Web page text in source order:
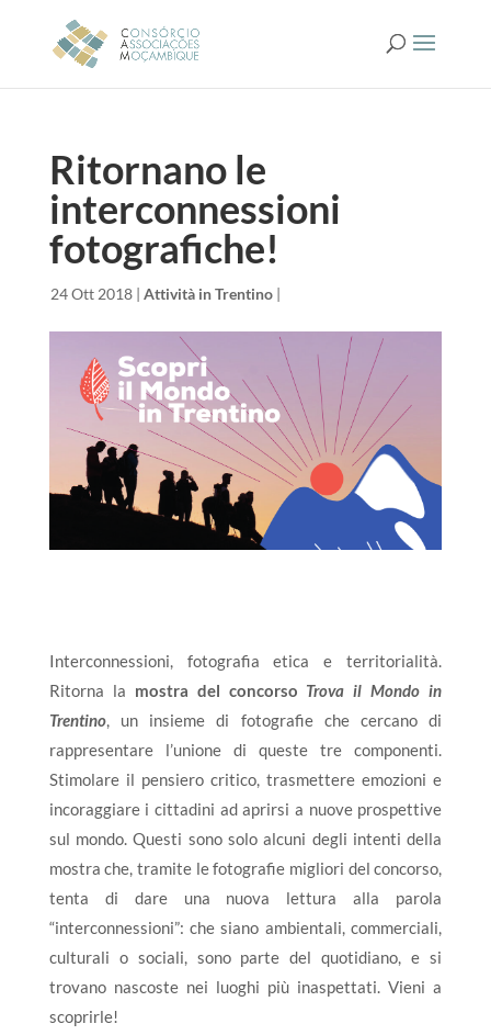
Ritornano le
interconnessioni
fotografiche!
24 Ott 2018| Attività in Trentino|
Interconnessioni, fotografia etica e territorialità.
Ritorna la mostra del concorso Trova il Mondo in
Trentino, un insieme di fotografie che cercano di
rappresentare l’unione di queste tre componenti.
Stimolare il pensiero critico, trasmettere emozioni e
incoraggiare i cittadini ad aprirsi a nuove prospettive
sul mondo. Questi sono solo alcuni degli intenti della
mostra che, tramite le fotografie migliori del concorso,
tenta di dare una nuova lettura alla parola
“interconnessioni”: che siano ambientali, commerciali,
culturali o sociali, sono parte del quotidiano, e si
trovano nascoste nei luoghi più inaspettati. Vieni a
scoprirle!